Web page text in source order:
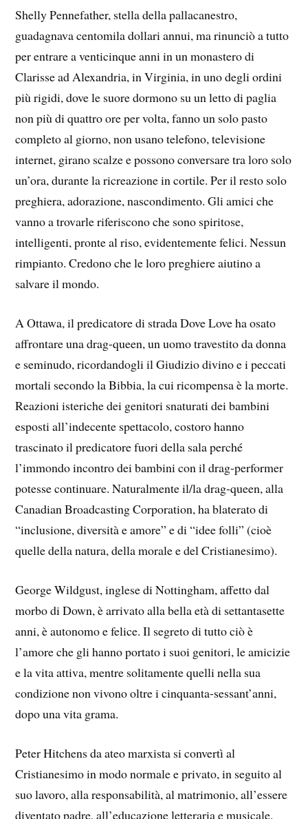
Shelly Pennefather, stella della pallacanestro,
guadagnava centomila dollari annui, ma rinunciò a tutto
per entrare a venticinque anni in un monastero di
Clarisse ad Alexandria, in Virginia, in uno degli ordini
più rigidi, dove le suore dormono su un letto di paglia
non più di quattro ore per volta, fanno un solo pasto
completo al giorno, non usano telefono, televisione
internet, girano scalze e possono conversare tra loro solo
un’ora, durante la ricreazione in cortile. Per il resto solo
preghiera, adorazione, nascondimento. Gli amici che
vanno a trovarle riferiscono che sono spiritose,
intelligenti, pronte al riso, evidentemente felici. Nessun
rimpianto. Credono che le loro preghiere aiutino a
salvare il mondo.
A Ottawa, il predicatore di strada Dove Love ha osato
affrontare una drag-queen, un uomo travestito da donna
e seminudo, ricordandogli il Giudizio divino e i peccati
mortali secondo la Bibbia, la cui ricompensa è la morte.
Reazioni isteriche dei genitori snaturati dei bambini
esposti all’indecente spettacolo, costoro hanno
trascinato il predicatore fuori della sala perché
l’immondo incontro dei bambini con il drag-performer
potesse continuare. Naturalmente il/la drag-queen, alla
Canadian Broadcasting Corporation, ha blaterato di
“inclusione, diversità e amore” e di “idee folli” (cioè
quelle della natura, della morale e del Cristianesimo).
George Wildgust, inglese di Nottingham, affetto dal
morbo di Down, è arrivato alla bella età di settantasette
anni, è autonomo e felice. Il segreto di tutto ciò è
l’amore che gli hanno portato i suoi genitori, le amicizie
e la vita attiva, mentre solitamente quelli nella sua
condizione non vivono oltre i cinquanta-sessant’anni,
dopo una vita grama.
Peter Hitchens da ateo marxista si convertì al
Cristianesimo in modo normale e privato, in seguito al
suo lavoro, alla responsabilità, al matrimonio, all’essere
diventato padre, all’educazione letteraria e musicale.